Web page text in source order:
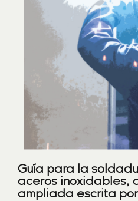
Guía para la
aceros inoxidables,
ampliada escrita